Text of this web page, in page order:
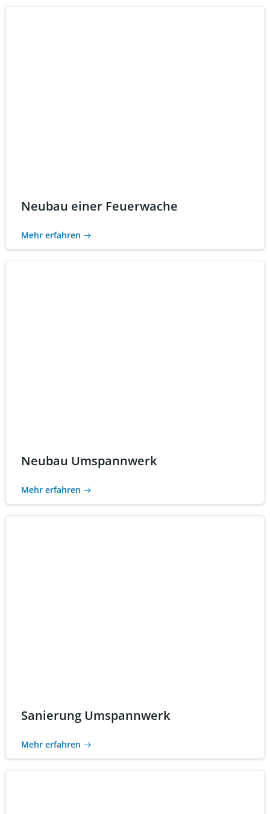
Neubau einer Feuerwache
Mehr erfahren
Neubau Umspannwerk
Mehr erfahren
Sanierung Umspannwerk
Mehr erfahren